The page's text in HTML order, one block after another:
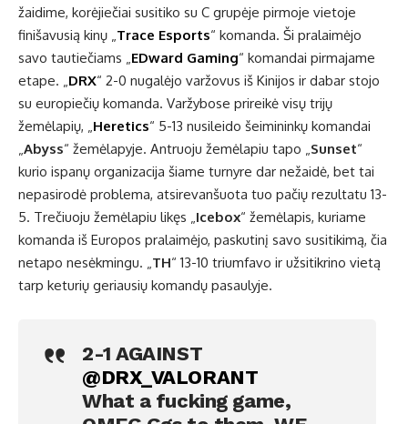
žaidime, korėjiečiai susitiko su C grupėje pirmoje vietoje
finišavusią kinų „Trace Esports“ komanda. Ši pralaimėjo
savo tautiečiams „EDward Gaming“ komandai pirmajame
etape. „DRX“ 2-0 nugalėjo varžovus iš Kinijos ir dabar stojo
su europiečių komanda. Varžybose prireikė visų trijų
žemėlapių, „Heretics“ 5-13 nusileido šeimininkų komandai
„Abyss“ žemėlapyje. Antruoju žemėlapiu tapo „Sunset“
kurio ispanų organizacija šiame turnyre dar nežaidė, bet tai
nepasirodė problema, atsirevanšuota tuo pačių rezultatu 13-
5. Trečiuoju žemėlapiu likęs „Icebox“ žemėlapis, kuriame
komanda iš Europos pralaimėjo, paskutinį savo susitikimą, čia
netapo nesėkmingu. „TH“ 13-10 triumfavo ir užsitikrino vietą
tarp keturių geriausių komandų pasaulyje.
2-1 AGAINST
@DRX_VALORANT
What a fucking game,